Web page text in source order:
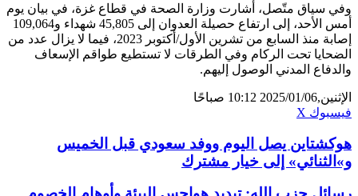
وفي سياق متّصل، أشارت وزارة الصحة في قطاع غزة، في بيان يوم
أمس الأحد، إلى ارتفاع حصيلة العدوان إلى 45,805 شهداء و109,064
إصابة منذ السابع من تشرين الأول/أكتوبر 2023، فيما لا يزال عدد من
الضحايا تحت الركام وفي الطرقات لا تستطيع طواقم الإسعاف
والدفاع المدني الوصول إليهم.
الإثنين,2025/01/06 10:12 صباحًا
فيسبوك X
هوكشتاين يصل اليوم ووفد سعودي قبل الخميس
و»الثنائي» إلى خيار مشترك